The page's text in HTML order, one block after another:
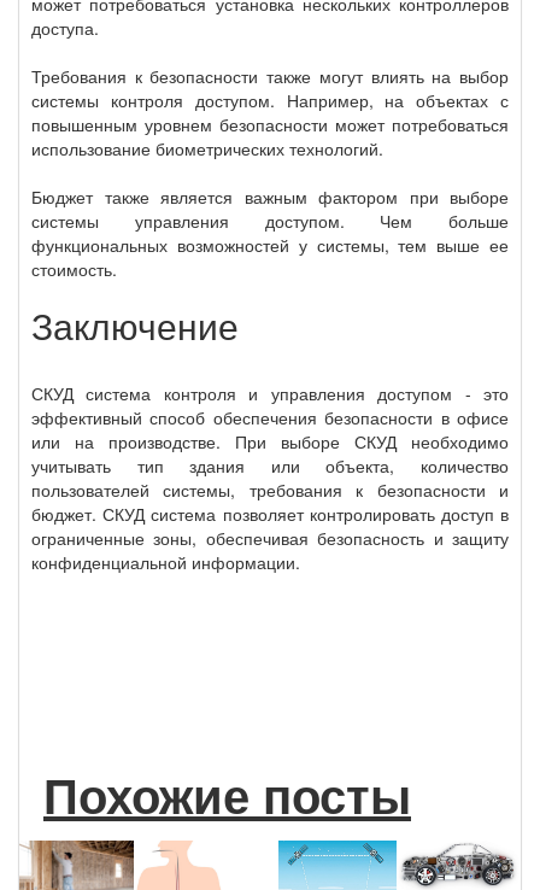
доступа.
Требования к безопасности также могут влиять на выбор
системы контроля доступом. Например, на объектах с
повышенным уровнем безопасности может потребоваться
использование биометрических технологий.
Бюджет также является важным фактором при выборе
системы управления доступом. Чем больше
функциональных возможностей у системы, тем выше ее
стоимость.
Заключение
СКУД система контроля и управления доступом - это
эффективный способ обеспечения безопасности в офисе
или на производстве. При выборе СКУД необходимо
учитывать тип здания или объекта, количество
пользователей системы, требования к безопасности и
бюджет. СКУД система позволяет контролировать доступ в
ограниченные зоны, обеспечивая безопасность и защиту
конфиденциальной информации.
Похожие посты